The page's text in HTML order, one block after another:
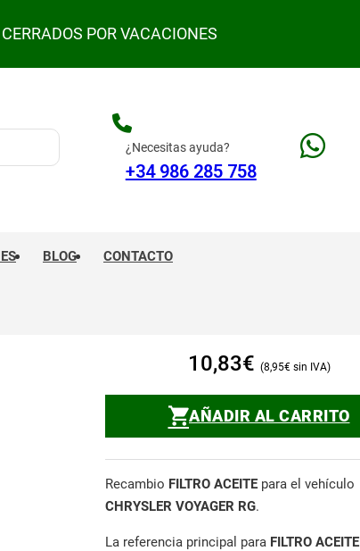
POR VACACIONES
¿Necesitas ayuda?
+34 986 285 758
BLOG CONTACTO
10,83€ 8,95€
AÑADIR AL CARRITO
Recambio FILTRO ACEITE para el vehículo
CHRYSLER VOYAGER RG.
La referencia principal para FILTRO ACEITE